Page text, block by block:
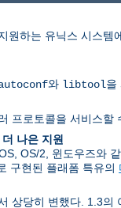
원하는 유닉스 시스
와 libtool을
프로토콜을 서비스할
나은 지원
OS/2, 윈도우즈와
구현된 플래폼 특유의
상당히 변했다. 1.3